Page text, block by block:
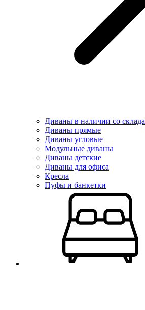
Диваны в наличии со склада
Диваны прямые
Диваны угловые
Модульные диваны
Диваны детские
Диваны для офиса
Кресла
Пуфы и банкетки